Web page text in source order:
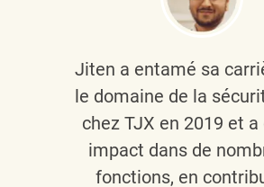
Jiten a entamé sa
le domaine de la
chez TJX en 2019 et a
impact dans de
fonctions, en